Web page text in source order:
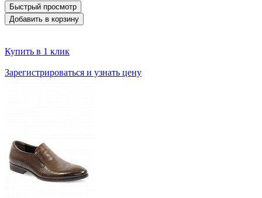
Быстрый просмотр
Добавить в корзину
Купить в 1 клик
Зарегистрироваться и узнать цену